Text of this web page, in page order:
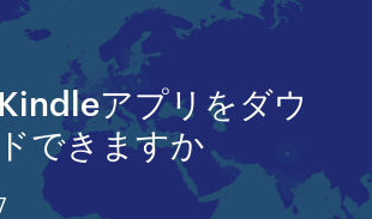
アプリをダウ
できますか